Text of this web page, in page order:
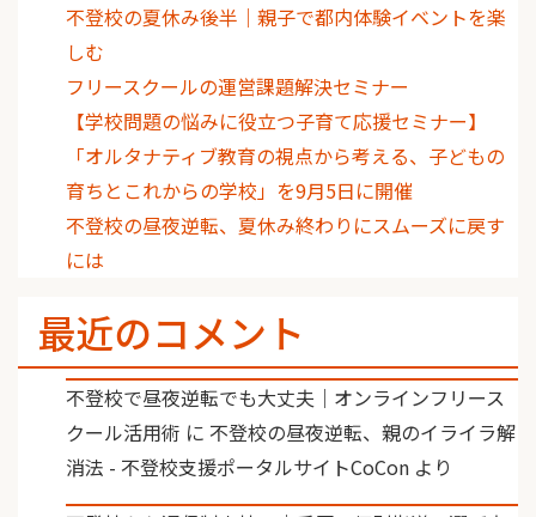
不登校の夏休み後半｜親子で都内体験イベントを楽
しむ
フリースクールの運営課題解決セミナー
【学校問題の悩みに役立つ子育て応援セミナー】
「オルタナティブ教育の視点から考える、子どもの
育ちとこれからの学校」を9月5日に開催
不登校の昼夜逆転、夏休み終わりにスムーズに戻す
には
最近のコメント
不登校で昼夜逆転でも大丈夫｜オンラインフリース
クール活用術 に 不登校の昼夜逆転、親のイライラ解
消法 - 不登校支援ポータルサイトCoCon より